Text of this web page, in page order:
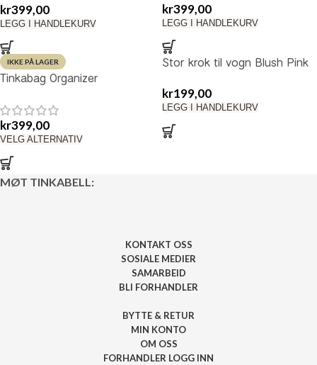
kr399,00
LEGG I HANDLEKURV
kr399,00
LEGG I HANDLEKURV
IKKE PÅ LAGER
Tinkabag Organizer
kr399,00
VELG ALTERNATIV
Stor krok til vogn Blush Pink
kr199,00
LEGG I HANDLEKURV
MØT TINKABELL:
KONTAKT OSS
SOSIALE MEDIER
SAMARBEID
BLI FORHANDLER
BYTTE & RETUR
MIN KONTO
OM OSS
FORHANDLER LOGG INN